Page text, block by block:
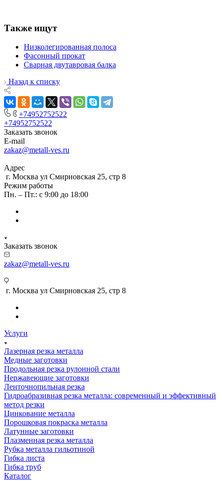
Также ищут
Низколегированная полоса
Фасонный прокат
Сварная двутавровая балка
Назад к списку
+74952752522
+74952752522
Заказать звонок
E-mail
zakaz@metall-ves.ru
Адрес
г. Москва ул Смирновская 25, стр 8
Режим работы
Пн. – Пт.: с 9:00 до 18:00
Заказать звонок
zakaz@metall-ves.ru
г. Москва ул Смирновская 25, стр 8
Услуги
Лазерная резка металла
Медные заготовки
Продольная резка рулонной стали
Нержавеющие заготовки
Ленточнопильная резка
Гидроабразивная резка металла: современный и эффективный
метод резки
Цинкование металла
Порошковая покраска металла
Латунные заготовки
Плазменная резка металла
Рубка металла гильотиной
Гибка листа
Гибка труб
Каталог